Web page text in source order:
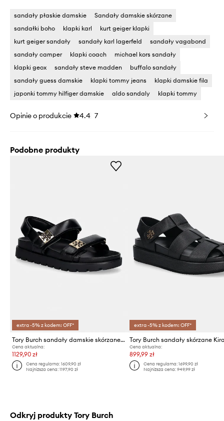
sandały płaskie damskie
Sandały damskie skórzane
sandałki boho
klapki karl
kurt geiger klapki
kurt geiger sandały
sandały karl lagerfeld
sandały vagabond
sandały camper
klapki coach
michael kors sandały
klapki geox
sandały steve madden
buffalo sandały
sandały guess damskie
klapki tommy jeans
klapki damskie fila
japonki tommy hilfiger damskie
aldo sandaly klapki tommy
Opinie o produkcie 4.4 7
Podobne produkty
extra -5% z kodem: OFF*
Tory Burch sandały damskie skórzane Mellow Sport Sandal
Cena aktualna:
1129,90 zł
Cena regularna:1609,90 zł
Najniższa cena:1197,90 zł
extra -5% z kodem: OFF*
Cena aktualna:
899,99 zł
Cena regularna: 1699,90 zł
Najniższa cena: 949,99 zł
Odkryj produkty Tory Burch